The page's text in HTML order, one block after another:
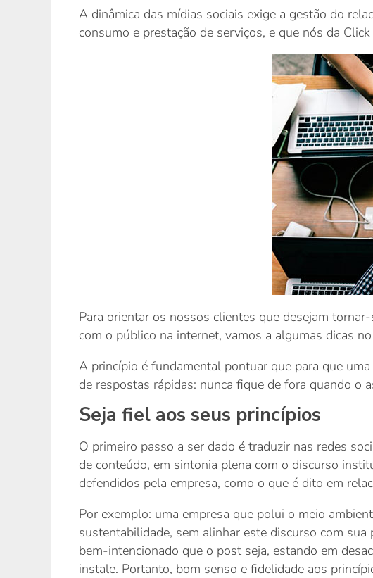
A dinâmica das mídias sociais exige a gestão do
consumo e prestação de serviços, e que nós da
Para orientar os nossos clientes que desejam
com o público na internet, vamos a algumas dicas
A princípio é fundamental pontuar que para que
de respostas rápidas: nunca fique de fora quando o
Seja fiel aos seus princípios
O primeiro passo a ser dado é traduzir nas redes
de conteúdo, em sintonia plena com o discurso
defendidos pela empresa, como o que é dito em
Por exemplo: uma empresa que polui o meio
sustentabilidade, sem alinhar este discurso com
bem-intencionado que o post seja, estando em
instale. Portanto, bom senso e fidelidade aos